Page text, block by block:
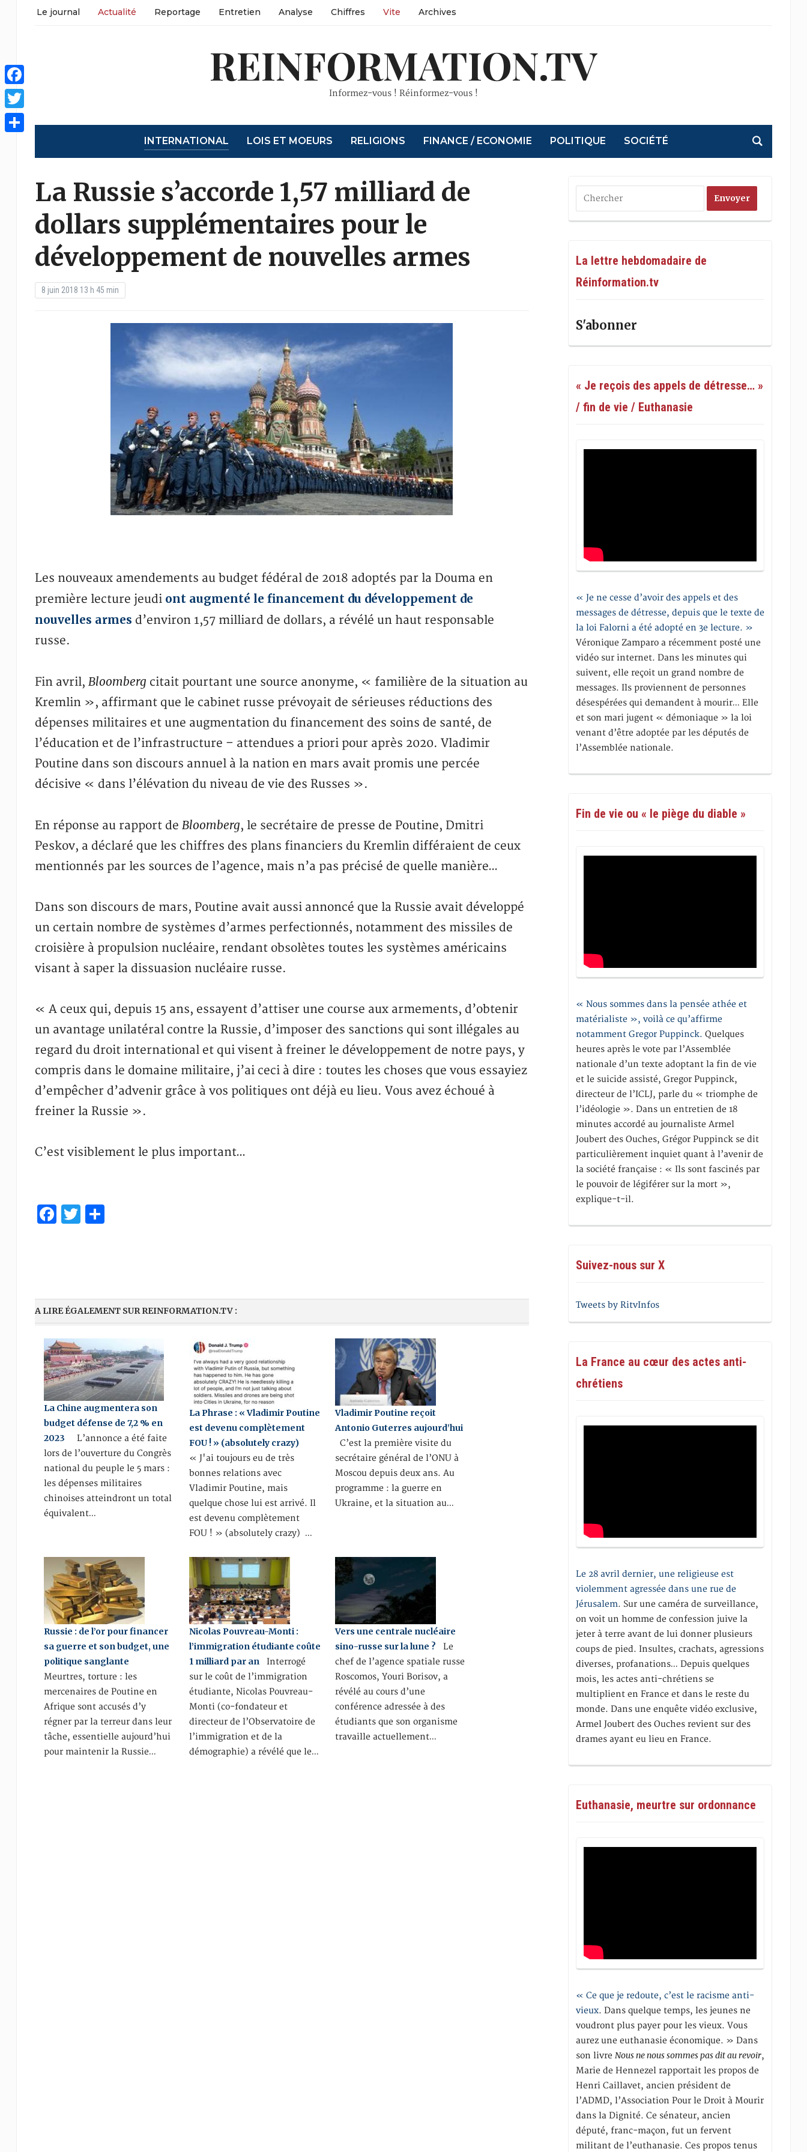
Le journal Actualité Reportage Entretien Analyse Chiffres Vite Archives
REINFORMATION.TV
Informez-vous ! Réinformez-vous !
INTERNATIONAL LOIS ET MOEURS RELIGIONS FINANCE / ECONOMIE POLITIQUE SOCIÉTÉ
La Russie s’accorde 1,57 milliard de
dollars supplémentaires pour le
développement de nouvelles armes
8 juin 2018 13 h 45 min
Les nouveaux amendements au budget fédéral de 2018 adoptés par la Douma en
première lecture jeudi ont augmenté le financement du développement de
nouvelles armes d’environ 1,57 milliard de dollars, a révélé un haut responsable
russe.
Fin avril, Bloomberg citait pourtant une source anonyme, « familière de la situation au
Kremlin », affirmant que le cabinet russe prévoyait de sérieuses réductions des
dépenses militaires et une augmentation du financement des soins de santé, de
l’éducation et de l’infrastructure – attendues a priori pour après 2020. Vladimir
Poutine dans son discours annuel à la nation en mars avait promis une percée
décisive « dans l’élévation du niveau de vie des Russes ».
En réponse au rapport de Bloomberg, le secrétaire de presse de Poutine, Dmitri
Peskov, a déclaré que les chiffres des plans financiers du Kremlin différaient de ceux
mentionnés par les sources de l’agence, mais n’a pas précisé de quelle manière…
Dans son discours de mars, Poutine avait aussi annoncé que la Russie avait développé
un certain nombre de systèmes d’armes perfectionnés, notamment des missiles de
croisière à propulsion nucléaire, rendant obsolètes toutes les systèmes américains
visant à saper la dissuasion nucléaire russe.
« A ceux qui, depuis 15 ans, essayent d’attiser une course aux armements, d’obtenir
un avantage unilatéral contre la Russie, d’imposer des sanctions qui sont illégales au
regard du droit international et qui visent à freiner le développement de notre pays, y
compris dans le domaine militaire, j’ai ceci à dire : toutes les choses que vous essayiez
d’empêcher d’advenir grâce à vos politiques ont déjà eu lieu. Vous avez échoué à
freiner la Russie ».
C’est visiblement le plus important…
Facebook
Twitter
Partager
A LIRE ÉGALEMENT SUR REINFORMATION.TV :
La Chine augmentera son
budget défense de 7,2 % en
2023 L’annonce a été faite
lors de l’ouverture du Congrès
national du peuple le 5 mars :
les dépenses militaires
chinoises atteindront un total
équivalent…
La Phrase : « Vladimir Poutine
est devenu complètement
FOU ! » (absolutely crazy)
« J'ai toujours eu de très
bonnes relations avec
Vladimir Poutine, mais
quelque chose lui est arrivé. Il
est devenu complètement
FOU ! » (absolutely crazy) …
Vladimir Poutine reçoit
Antonio Guterres aujourd’hui
C’est la première visite du
secrétaire général de l’ONU à
Moscou depuis deux ans. Au
programme : la guerre en
Ukraine, et la situation au…
Russie : de l’or pour financer
sa guerre et son budget, une
politique sanglante
Meurtres, torture : les
mercenaires de Poutine en
Afrique sont accusés d’y
régner par la terreur dans leur
tâche, essentielle aujourd’hui
pour maintenir la Russie…
Nicolas Pouvreau-Monti :
l’immigration étudiante coûte
1 milliard par an Interrogé
sur le coût de l’immigration
étudiante, Nicolas Pouvreau-
Monti (co-fondateur et
directeur de l’Observatoire de
l’immigration et de la
démographie) a révélé que le…
Vers une centrale nucléaire
sino-russe sur la lune ? Le
chef de l’agence spatiale russe
Roscomos, Youri Borisov, a
révélé au cours d’une
conférence adressée à des
étudiants que son organisme
travaille actuellement…
La lettre hebdomadaire de
Réinformation.tv
S'abonner
« Je reçois des appels de détresse… »
/ fin de vie / Euthanasie
« Je ne cesse d’avoir des appels et des
messages de détresse, depuis que le texte de
la loi Falorni a été adopté en 3e lecture. »
Véronique Zamparo a récemment posté une
vidéo sur internet. Dans les minutes qui
suivent, elle reçoit un grand nombre de
messages. Ils proviennent de personnes
désespérées qui demandent à mourir… Elle
et son mari jugent « démoniaque » la loi
venant d’être adoptée par les députés de
l’Assemblée nationale.
Fin de vie ou « le piège du diable »
« Nous sommes dans la pensée athée et
matérialiste », voilà ce qu’affirme
notamment Gregor Puppinck. Quelques
heures après le vote par l’Assemblée
nationale d’un texte adoptant la fin de vie
et le suicide assisté, Gregor Puppinck,
directeur de l’ICLJ, parle du « triomphe de
l’idéologie ». Dans un entretien de 18
minutes accordé au journaliste Armel
Joubert des Ouches, Grégor Puppinck se dit
particulièrement inquiet quant à l’avenir de
la société française : « Ils sont fascinés par
le pouvoir de légiférer sur la mort »,
explique-t-il.
Suivez-nous sur X
Tweets by RitvInfos
La France au cœur des actes anti-
chrétiens
Le 28 avril dernier, une religieuse est
violemment agressée dans une rue de
Jérusalem. Sur une caméra de surveillance,
on voit un homme de confession juive la
jeter à terre avant de lui donner plusieurs
coups de pied. Insultes, crachats, agressions
diverses, profanations… Depuis quelques
mois, les actes anti-chrétiens se
multiplient en France et dans le reste du
monde. Dans une enquête vidéo exclusive,
Armel Joubert des Ouches revient sur des
drames ayant eu lieu en France.
Euthanasie, meurtre sur ordonnance
« Ce que je redoute, c’est le racisme anti-
vieux. Dans quelque temps, les jeunes ne
voudront plus payer pour les vieux. Vous
aurez une euthanasie économique. » Dans
son livreNous ne nous sommes pas dit au revoir,
Marie de Hennezel rapportait les propos de
Henri Caillavet, ancien président de
l’ADMD, l’Association Pour le Droit à Mourir
dans la Dignité. Ce sénateur, ancien
député, franc-maçon, fut un fervent
militant de l’euthanasie. Ces propos tenus
Facebook
Twitter